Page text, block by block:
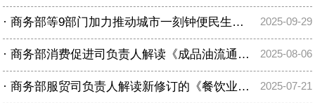
· 商务部等9部门加力推动城市一刻钟便民生活圈建设扩围升级！ 2025-09-29
· 商务部消费促进司负责人解读《成品油流通管理办法》 2025-08-06
· 商务部服贸司负责人解读新修订的《餐饮业促进和经营管理办法》 2025-07-21